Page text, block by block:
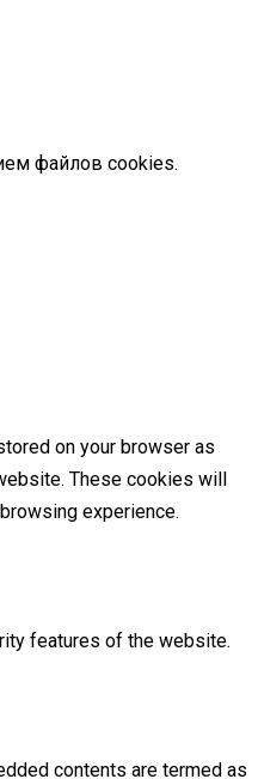
файлов cookies.
on your browser as
These cookies will
experience.
features of the website.
contents are termed as